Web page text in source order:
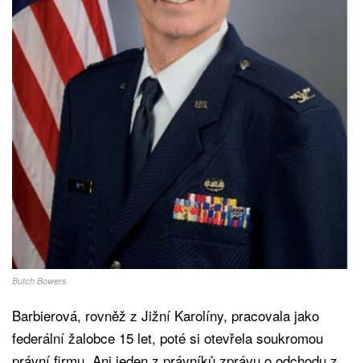
Butch Bowers
Barbierová, rovněž z Jižní Karolíny, pracovala jako
federální žalobce 15 let, poté si otevřela soukromou